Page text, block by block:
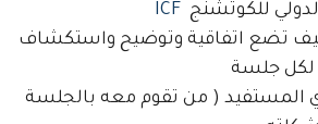
للكوتشنج ICF
تضع اتفاقية وتوضيح واستكشاف
جلسة
المستفيد ( من تقوم معه بالجلسة